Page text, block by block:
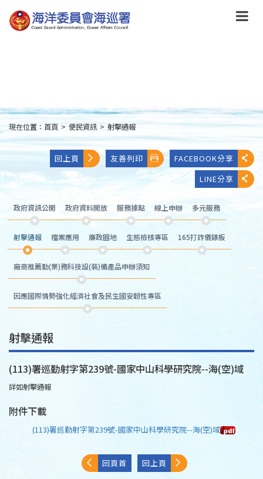
到
主
:::
現在位置： 首頁 > 便民資訊 > 射擊通報
回上頁 友善列印
FACEBOOK分享
LINE分享
政府資訊公開 政府資料開放 服務據點 線上申辦 多元服務
射擊通報 檔案應用 廉政園地 生態檢核專區 165打詐儀錶板
廠商推薦勤(業)務科技設(裝)備產品申辦須知
因應國際情勢強化經濟社會及民生國安韌性專區
射擊通報
(113)署巡勤射字第239號-國家中山科學研究院--海(空)域
詳如射擊通報
附件下載
(113)署巡勤射字第239號-國家中山科學研究院--海(空)域
回頁首 回上頁